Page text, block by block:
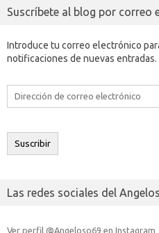
Suscríbete al blog por correo
Introduce tu correo electrónico
notificaciones de nuevas entradas.
Dirección
electrónico
Suscribir
Las redes sociales del
Ver perfil @Angeloso69 en Instagram